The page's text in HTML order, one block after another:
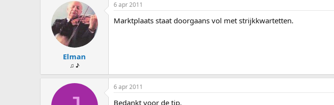
Elman
♫ ♪
6 apr 2011
Marktplaats staat doorgaans vol met strijkkwartetten.
6 apr 2011
Bedankt voor de tip,